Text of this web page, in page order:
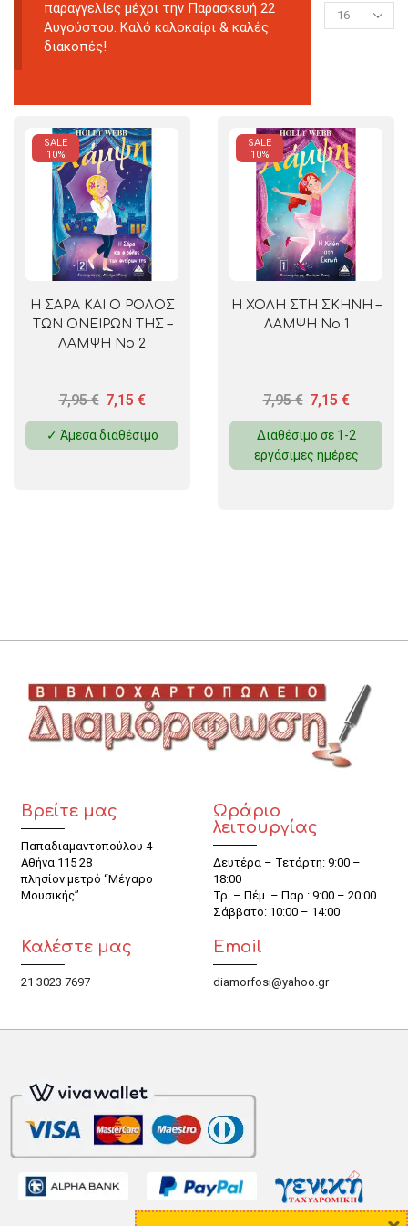
παραγγελίες μέχρι την Παρασκευή 22
Αυγούστου. Καλό καλοκαίρι & καλές
διακοπές!
SALE
10%
Η ΣΑΡΑ ΚΑΙ Ο ΡΟΛΟΣ
ΤΩΝ ΟΝΕΙΡΩΝ ΤΗΣ –
ΛΑΜΨΗ Νο 2
7,95€ 7,15 €
✓ Άμεσα διαθέσιμο
SALE
10%
Η ΧΟΛΗ ΣΤΗ ΣΚΗΝΗ –
ΛΑΜΨΗ Νο 1
7,95€ 7,15 €
Διαθέσιμο σε 1-2
εργάσιμες ημέρες
Βρείτε μας
Παπαδιαμαντοπούλου 4
Αθήνα 115 28
πλησίον μετρό “Μέγαρο
Μουσικής”
Ωράριο
λειτουργίας
Δευτέρα – Τετάρτη: 9:00 –
18:00
Τρ. – Πέμ. – Παρ.: 9:00 – 20:00
Σάββατο: 10:00 – 14:00
Καλέστε μας
21 3023 7697
Email
diamorfosi@yahoo.gr